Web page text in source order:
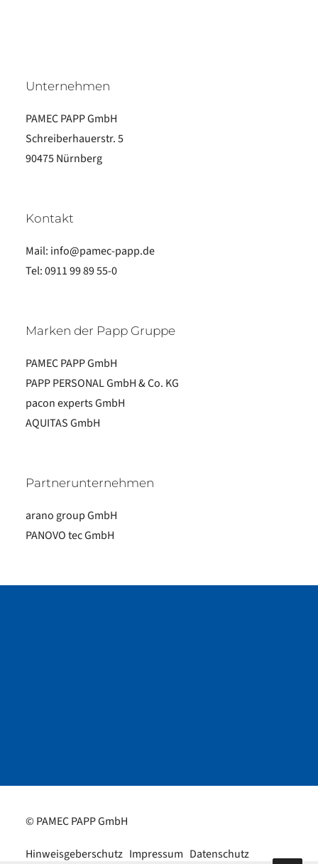
Unternehmen
PAMEC PAPP GmbH
Schreiberhauerstr. 5
90475 Nürnberg
Kontakt
Mail: info@pamec-papp.de
Tel:0911 99 89 55-0
Marken der Papp Gruppe
PAMEC PAPP GmbH
PAPP PERSONAL GmbH & Co. KG
pacon experts GmbH
AQUITAS GmbH
Partnerunternehmen
arano group GmbH
PANOVO tec GmbH
© PAMEC PAPP GmbH
Hinweisgeberschutz Impressum Datenschutz